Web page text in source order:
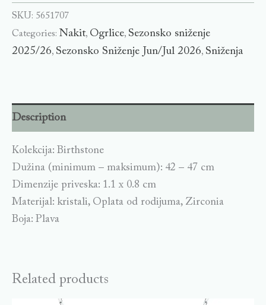
SKU: 5651707
Categories: Nakit, Ogrlice, Sezonsko sniženje
2025/26, Sezonsko Sniženje Jun/Jul 2026, Sniženja
Description
Kolekcija: Birthstone
Dužina (minimum – maksimum): 42 – 47 cm
Dimenzije priveska: 1.1 x 0.8 cm
Materijal: kristali, Oplata od rodijuma, Zirconia
Boja: Plava
Related products